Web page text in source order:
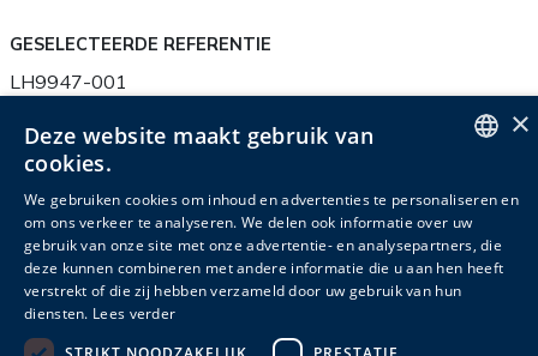
GESELECTEERDE REFERENTIE
LH9947-001
Productinfo Verpakkingsinfo Accessoires
Gerelateerde producten
Gewicht
DUTCH
FRENCH
×
Deze website maakt gebruik van
cookies.
We gebruiken cookies om inhoud en advertenties te personaliseren en
om ons verkeer te analyseren. We delen ook informatie over uw
gebruik van onze site met onze advertentie- en analysepartners, die
deze kunnen combineren met andere informatie die u aan hen heeft
verstrekt of die zij hebben verzameld door uw gebruik van hun
diensten. Lees verder